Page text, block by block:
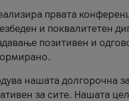
првата
и поквалитетен
позитивен и
нашата долгорочна
за сите. Нашата